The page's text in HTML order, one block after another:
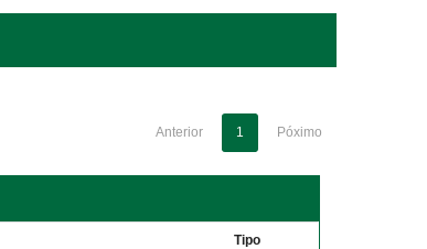
Anterior 1 Póximo
Tipo